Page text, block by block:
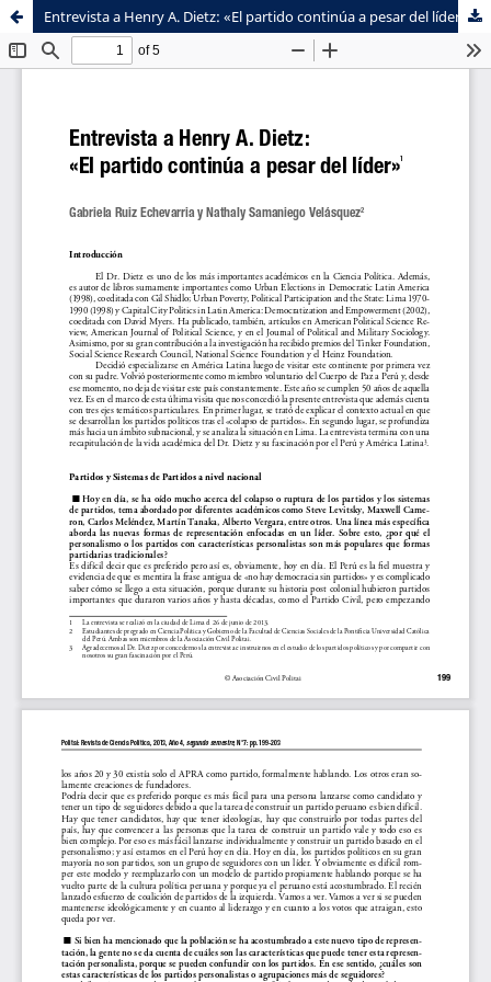
Sistema de
Bibliotecas
Facultad de
Ciencias Sociales
Entrevista a Henry A. Dietz: «El partido continúa a pesar del líder»